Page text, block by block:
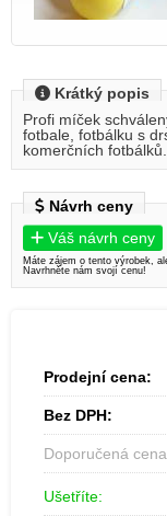
Krátký popis
Profi míček
fotbale, fotbálku s
komerčních fotbálků.
Návrh ceny
Váš návrh ceny
Máte zájem o tento výrobek,
Navrhněte nám svojí cenu!
Prodejní cena:
Bez DPH:
Doporučená
Ušetříte: